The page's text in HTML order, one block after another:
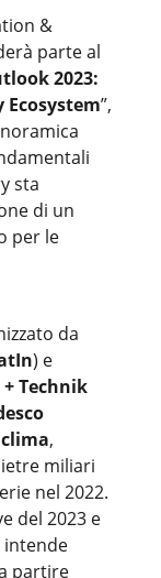
&
parte al
2023:
”,
sta
di un
per le
da
) e
Technik
,
miliari
nel 2022.
del 2023 e
intende
partire